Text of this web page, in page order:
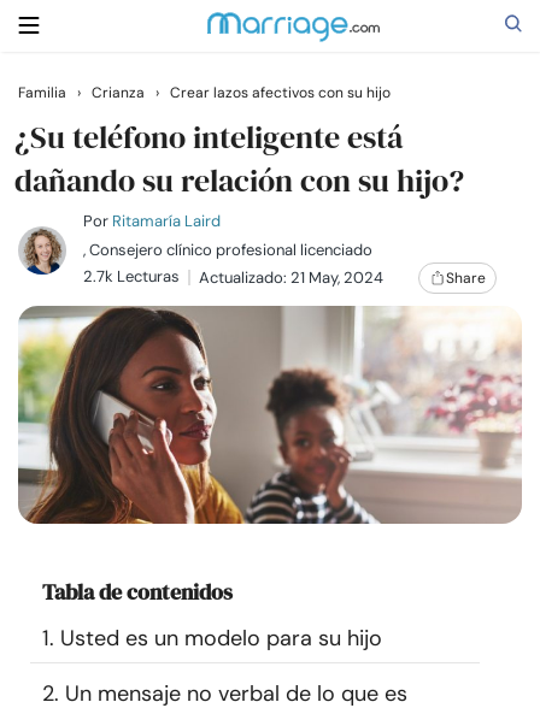
Buscar
Casarse
Relaciones
Familia
Ayuda
Cursos
Comunidad
Familia › Crianza › Crear lazos afectivos con su hijo
¿Su teléfono inteligente está
dañando su relación con su hijo?
Por Ritamaría Laird
, Consejero clínico profesional licenciado
2.7k Lecturas
Actualizado: 21 May, 2024 Share
Tabla de contenidos
1. Usted es un modelo para su hijo
2. Un mensaje no verbal de lo que es